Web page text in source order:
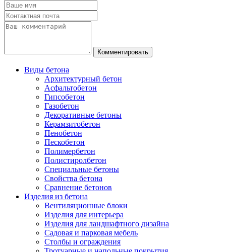
Виды бетона
Архитектурный бетон
Асфальтобетон
Гипсобетон
Газобетон
Декоративные бетоны
Керамзитобетон
Пенобетон
Пескобетон
Полимербетон
Полистиролбетон
Специальные бетоны
Свойства бетона
Сравнение бетонов
Изделия из бетона
Вентиляционные блоки
Изделия для интерьера
Изделия для ландшафтного дизайна
Садовая и парковая мебель
Столбы и ограждения